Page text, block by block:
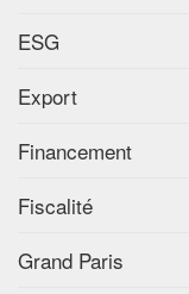
ESG
Export
Financement
Fiscalité
Grand Paris